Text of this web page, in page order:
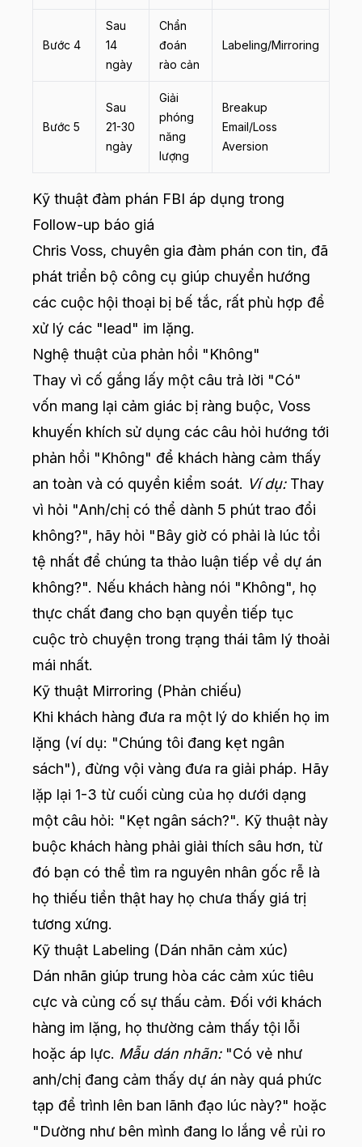
Bước 4
Sau
14
ngày
Chẩn
đoán
rào cản
Labeling/Mirroring
Bước 5
Sau
21-30
ngày
Giải
phóng
năng
lượng
Breakup
Email/Loss
Aversion
Kỹ thuật đàm phán FBI áp dụng trong
Follow-up báo giá
Chris Voss, chuyên gia đàm phán con tin, đã
phát triển bộ công cụ giúp chuyển hướng
các cuộc hội thoại bị bế tắc, rất phù hợp để
xử lý các "lead" im lặng.
Nghệ thuật của phản hồi "Không"
Thay vì cố gắng lấy một câu trả lời "Có"
vốn mang lại cảm giác bị ràng buộc, Voss
khuyến khích sử dụng các câu hỏi hướng tới
phản hồi "Không" để khách hàng cảm thấy
an toàn và có quyền kiểm soát. Ví dụ:Thay
vì hỏi "Anh/chị có thể dành 5 phút trao đổi
không?", hãy hỏi "Bây giờ có phải là lúc tồi
tệ nhất để chúng ta thảo luận tiếp về dự án
không?". Nếu khách hàng nói "Không", họ
thực chất đang cho bạn quyền tiếp tục
cuộc trò chuyện trong trạng thái tâm lý thoải
mái nhất.
Kỹ thuật Mirroring (Phản chiếu)
Khi khách hàng đưa ra một lý do khiến họ im
lặng (ví dụ: "Chúng tôi đang kẹt ngân
sách"), đừng vội vàng đưa ra giải pháp. Hãy
lặp lại 1-3 từ cuối cùng của họ dưới dạng
một câu hỏi: "Kẹt ngân sách?". Kỹ thuật này
buộc khách hàng phải giải thích sâu hơn, từ
đó bạn có thể tìm ra nguyên nhân gốc rễ là
họ thiếu tiền thật hay họ chưa thấy giá trị
tương xứng.
Kỹ thuật Labeling (Dán nhãn cảm xúc)
Dán nhãn giúp trung hòa các cảm xúc tiêu
cực và củng cố sự thấu cảm. Đối với khách
hàng im lặng, họ thường cảm thấy tội lỗi
hoặc áp lực. Mẫu dán nhãn:"Có vẻ như
anh/chị đang cảm thấy dự án này quá phức
tạp để trình lên ban lãnh đạo lúc này?" hoặc
"Dường như bên mình đang lo lắng về rủi ro